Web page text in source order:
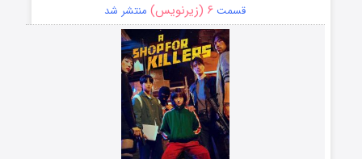
قسمت ۶ (زیرنویس) منتشر شد